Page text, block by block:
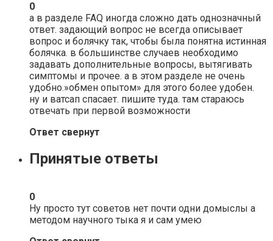
0
а в разделе FAQ иногда сложно дать однозначный
ответ. задающий вопрос не всегда описывает
вопрос и болячку так, чтобы была понятна истинная
болячка. в большинстве случаев необходимо
задавать дополнительные вопросы, вытягивать
симптомы и прочее. а в этом разделе не очень
удобно.»обмен опытом» для этого более удобен.
ну и ватсап спасает. пишите туда. там стараюсь
отвечать при первой возможности
Ответ свернут
Принятые ответы
0
Ну просто тут советов нет почти одни домыслы а
методом научного тыка я и сам умею